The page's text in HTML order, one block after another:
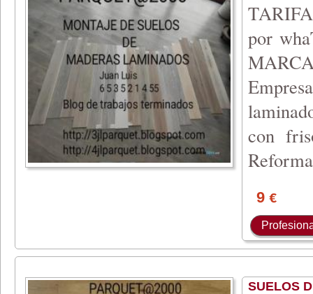
por
con
9 €
SUELOS